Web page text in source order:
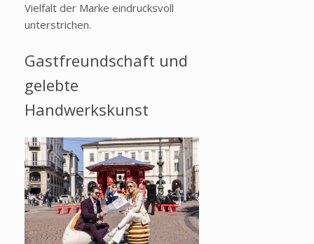
Vielfalt der Marke eindrucksvoll
unterstrichen.
Gastfreundschaft und
gelebte
Handwerkskunst